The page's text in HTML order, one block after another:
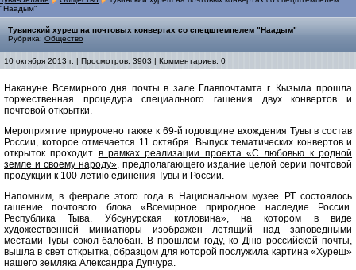
"Наадым"
Тувинский хуреш на почтовых конвертах со спецштемпелем "Наадым"
Рубрика: Общество
10 октября 2013 г. | Просмотров: 3903 | Комментариев: 0
Накануне Всемирного дня почты в зале Главпочтамта г. Кызыла прошла
торжественная процедура специального гашения двух конвертов и
почтовой открытки.
Мероприятие приурочено также к 69-й годовщине вхождения Тувы в состав
России, которое отмечается 11 октября. Выпуск тематических конвертов и
открыток проходит в рамках реализации проекта «С любовью к родной
земле и своему народу»,предполагающего издание целой серии почтовой
продукции к 100-летию единения Тувы и России.
Напомним, в феврале этого года в Национальном музее РТ состоялось
гашение почтового блока «Всемирное природное наследие России.
Республика Тыва. Убсунурская котловина», на котором в виде
художественной миниатюры изображен летящий над заповедными
местами Тувы сокол-балобан. В прошлом году, ко Дню российской почты,
вышла в свет открытка, образцом для которой послужила картина «Хуреш»
на­шего земляка Александра Дуп­чура.